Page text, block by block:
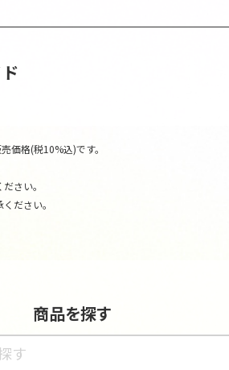
価格(税10%込)です。
さい。
ださい。
商品を探す